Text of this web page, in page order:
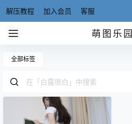
解压教程 加入会员 客服
萌图乐园
全部标签